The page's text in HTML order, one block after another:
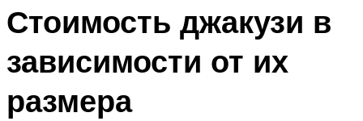
Стоимость джакузи в
зависимости от их
размера